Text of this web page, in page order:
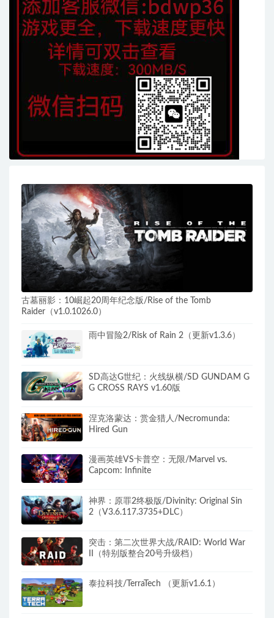
古墓丽影：10崛起20周年纪念版/Rise of the Tomb
Raider（v1.0.1026.0）
雨中冒险2/Risk of Rain 2（更新v1.3.6）
SD高达G世纪：火线纵横/SD GUNDAM G
G CROSS RAYS v1.60版
涅克洛蒙达：赏金猎人/Necromunda:
Hired Gun
漫画英雄VS卡普空：无限/Marvel vs.
Capcom: Infinite
神界：原罪2终极版/Divinity: Original Sin
2（V3.6.117.3735+DLC）
突击：第二次世界大战/RAID: World War
II（特别版整合20号升级档）
泰拉科技/TerraTech （更新v1.6.1）